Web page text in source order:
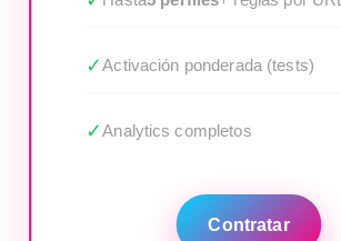
✓Activación ponderada (tests)
✓Analytics completos
Contratar